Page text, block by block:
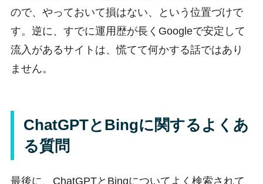
ので、やっておいて損はない、という位置づけで
す。逆に、すでに運用歴が長くGoogleで安定して
流入があるサイトは、慌てて何かする話ではあり
ません。
ChatGPTとBingに関するよくあ
る質問
最後に、ChatGPTとBingについてよく検索されて